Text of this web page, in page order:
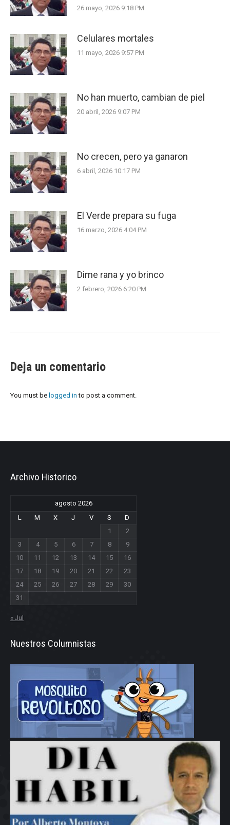
26 mayo, 2026 9:18 PM
Celulares mortales
11 mayo, 2026 9:57 PM
No han muerto, cambian de piel
20 abril, 2026 9:07 PM
No crecen, pero ya ganaron
6 abril, 2026 10:17 PM
El Verde prepara su fuga
16 marzo, 2026 4:04 PM
Dime rana y yo brinco
2 febrero, 2026 6:20 PM
Deja un comentario
You must be logged in to post a comment.
Archivo Historico
agosto 2026
L
M X J V S
D
1
2
3
4 5 6 7 8
9
10
11 12 13 14 15
16
17
18 19 20 21 22
23
24
25 26 27 28 29
30
31
« Jul
Nuestros Columnistas